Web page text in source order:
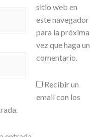
sitio web en
este navegador
para la próxima
vez que haga un
comentario.
Recibir un
email con los